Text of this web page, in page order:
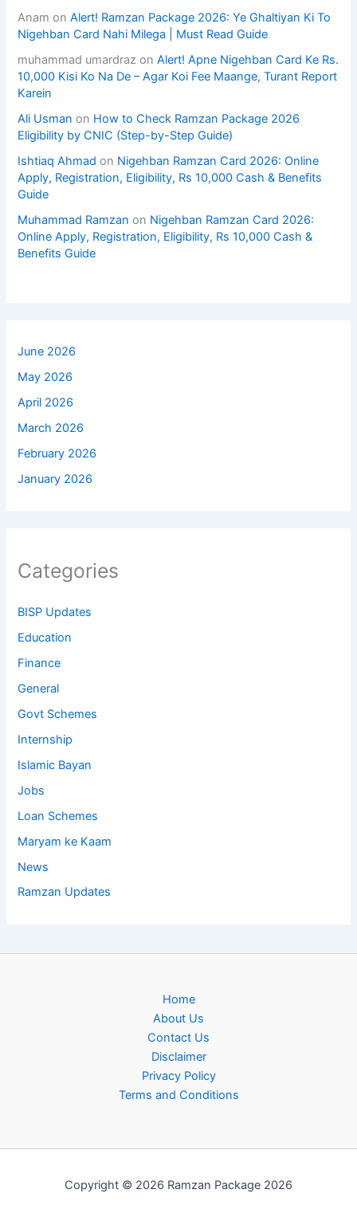
Anam onAlert! Ramzan Package 2026: Ye Ghaltiyan Ki To
Nigehban Card Nahi Milega | Must Read Guide
muhammad umardraz onAlert! Apne Nigehban Card Ke Rs.
10,000 Kisi Ko Na De – Agar Koi Fee Maange, Turant Report
Karein
Ali Usman on How to Check Ramzan Package 2026
Eligibility by CNIC (Step-by-Step Guide)
Ishtiaq Ahmad on Nigehban Ramzan Card 2026: Online
Apply, Registration, Eligibility, Rs 10,000 Cash & Benefits
Guide
Muhammad Ramzan on Nigehban Ramzan Card 2026:
Online Apply, Registration, Eligibility, Rs 10,000 Cash &
Benefits Guide
June 2026
May 2026
April 2026
March 2026
February 2026
January 2026
Categories
BISP Updates
Education
Finance
General
Govt Schemes
Internship
Islamic Bayan
Jobs
Loan Schemes
Maryam ke Kaam
News
Ramzan Updates
Home
About Us
Contact Us
Disclaimer
Privacy Policy
Terms and Conditions
Copyright © 2026 Ramzan Package 2026